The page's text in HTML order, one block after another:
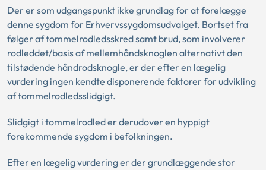
Der er som udgangspunkt ikke grundlag for at forelægge
denne sygdom for Erhvervssygdomsudvalget. Bortset fra
følger af tommelrodledsskred samt brud, som involverer
rodleddet/basis af mellemhåndsknoglen alternativt den
tilstødende håndrodsknogle, er der efter en lægelig
vurdering ingen kendte disponerende faktorer for udvikling
af tommelrodledsslidgigt.
Slidgigt i tommelrodled er derudover en hyppigt
forekommende sygdom i befolkningen.
Efter en lægelig vurdering er der grundlæggende stor